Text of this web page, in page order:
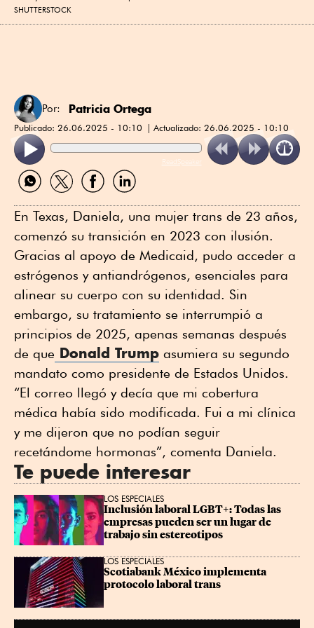
SHUTTERSTOCK
Por: Patricia Ortega
Publicado: 26.06.2025 - 10:10 Actualizado: 26.06.2025 - 10:10
ReadSpeaker
Compartir
por
Compartir
por
Compartir
por
Compartir
por
En Texas, Daniela, una mujer trans de 23 años,
comenzó su transición en 2023 con ilusión.
Gracias al apoyo de Medicaid, pudo acceder a
estrógenos y antiandrógenos, esenciales para
alinear su cuerpo con su identidad. Sin
embargo, su tratamiento se interrumpió a
principios de 2025, apenas semanas después
de que Donald Trump asumiera su segundo
mandato como presidente de Estados Unidos.
“El correo llegó y decía que mi cobertura
médica había sido modificada. Fui a mi clínica
y me dijeron que no podían seguir
recetándome hormonas”, comenta Daniela.
Te puede interesar
LOS ESPECIALES
Inclusión laboral LGBT+: Todas las
empresas pueden ser un lugar de
trabajo sin estereotipos
LOS ESPECIALES
Scotiabank México implementa
protocolo laboral trans